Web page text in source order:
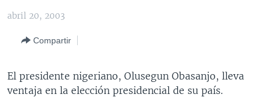
Salte
Salte
VOA VERIFICA INMIGRACIÓN
ARGENTINA
COLOMBIA
CHINA EN AMÉRICA LATINA
COSTA RICA
OTRAS SECCIONES
abril 20, 2003
Compartir
El presidente nigeriano, Olusegun Obasanjo, lleva
ventaja en la elección presidencial de su país.